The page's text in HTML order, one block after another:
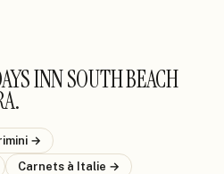
INN SOUTH BEACH
.
→
Carnets à Italie →